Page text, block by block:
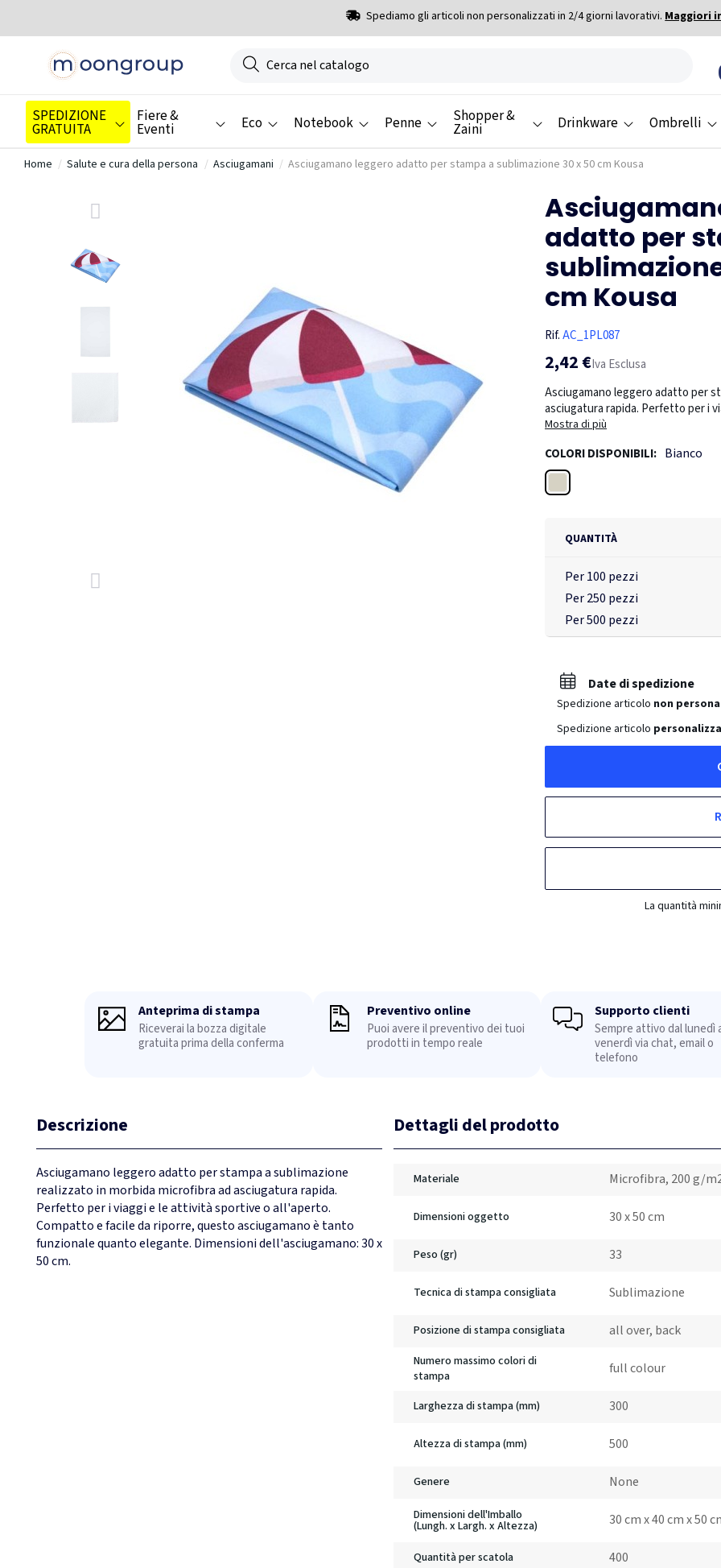
Spediamo gli articoli non personalizzati in 2/4 giorni lavorativi.Maggiori
SPEDIZIONE
GRATUITA
Fiere &
Eventi Eco Notebook Penne Shopper &
Zaini Drinkware Ombrelli
Home Salute e cura della persona Asciugamani Asciugamano leggero adatto per stampa a sublimazione 30 x 50 cm Kousa
adatto per
cm Kousa
Rif.AC_1PL087
2,42 €Iva Esclusa
Asciugamano leggero adatto per
asciugatura rapida. Perfetto per i
riporre, questo asciugamano è
Mostra di più
COLORI DISPONIBILI: Bianco
QUANTITÀ
Per 100 pezzi
Per 250 pezzi
Per 500 pezzi
Date di spedizione
Spedizione articolo non
Spedizione articolo
La quantità
Anteprima di stampa
Riceverai la bozza digitale
gratuita prima della conferma
Preventivo online
Puoi avere il preventivo dei tuoi
prodotti in tempo reale
Supporto clienti
Sempre attivo dal lunedì
venerdì via chat, email o
telefono
Descrizione
Asciugamano leggero adatto per stampa a sublimazione
realizzato in morbida microfibra ad asciugatura rapida.
Perfetto per i viaggi e le attività sportive o all'aperto.
Compatto e facile da riporre, questo asciugamano è tanto
funzionale quanto elegante. Dimensioni dell'asciugamano: 30 x
50 cm.
Dettagli del prodotto
Materiale Microfibra, 200 g/
Dimensioni oggetto 30 x 50 cm
Peso (gr) 33
Tecnica di stampa consigliata Sublimazione
Posizione di stampa consigliata all over, back
Numero massimo colori di
stampa
full colour
Larghezza di stampa (mm) 300
Altezza di stampa (mm) 500
Genere None
Dimensioni dell'Imballo
(Lungh. x Largh. x Altezza) 30 cm x 40 cm x 50
Quantità per scatola 400